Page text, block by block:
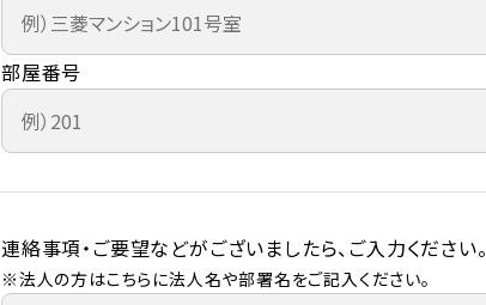
部屋番号
連絡事項・ご要望などがございましたら、ご入力ください。
※法人の方はこちらに法人名や部署名をご記入ください。